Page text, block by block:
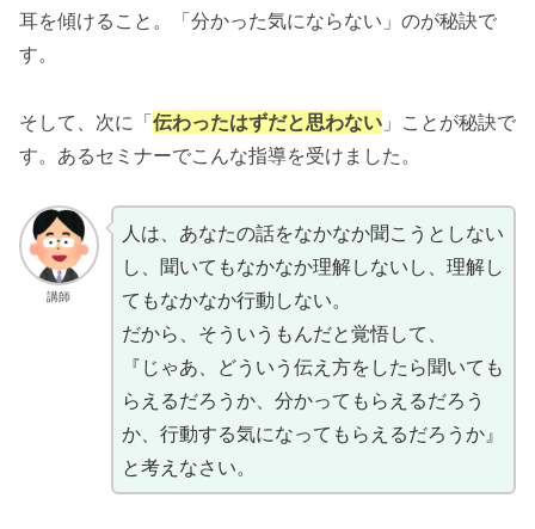
耳を傾けること。「分かった気にならない」のが秘訣で
す。
そして、次に「伝わったはずだと思わない 」ことが秘訣で
す。あるセミナーでこんな指導を受けました。
講師
人は、あなたの話をなかなか聞こうとしない
し、聞いてもなかなか理解しないし、理解し
てもなかなか行動しない。
だから、そういうもんだと覚悟して、
『じゃあ、どういう伝え方をしたら聞いても
らえるだろうか、分かってもらえるだろう
か、行動する気になってもらえるだろうか』
と考えなさい。